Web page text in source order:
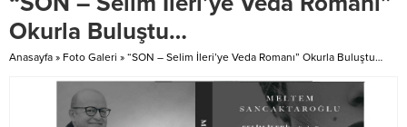
Ceyhan, etkinlikteki rolünü ve
paylaştı: “Bu tür etkinlikler,...
Okurla Buluştu…
Anasayfa » Foto Galeri » “SON – Selim İleri’ye Veda Romanı” Okurla Buluştu…